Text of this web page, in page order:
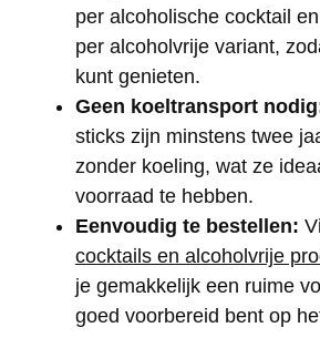
per alcoholische cocktail
per alcoholvrije variant,
kunt genieten.
Geen koeltransport
sticks zijn minstens twee
zonder koeling, wat ze
voorraad te hebben.
Eenvoudig te bestellen:
cocktails en alcoholvrije
je gemakkelijk een ruime
goed voorbereid bent op